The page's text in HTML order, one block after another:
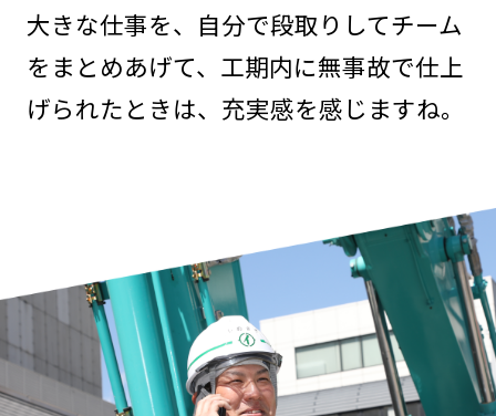
大きな仕事を、自分で段取りしてチーム
をまとめあげて、工期内に無事故で仕上
げられたときは、充実感を感じますね。